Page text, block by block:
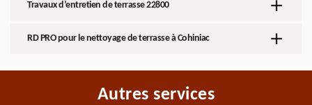
Travaux d’entretien de terrasse 22800
RD PRO pour le nettoyage de terrasse à Cohiniac
Autres services